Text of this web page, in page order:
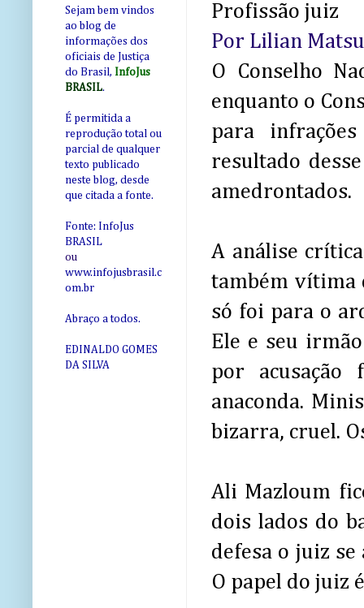
Profissão juiz
Por Lilian
O Conselho
enquanto o
para
resultado
amedrontados.
A análise
também vítima
só foi para o
Ele e seu
por acusação
anaconda.
bizarra, cruel.
Ali Mazloum
dois lados do
defesa o juiz
O papel do juiz
Sejam bem vindos
ao blog de
informações dos
oficiais de Justiça
do Brasil, InfoJus
BRASIL.
É permitida a
reprodução total ou
parcial de qualquer
texto publicado
neste blog, desde
que citada a fonte.
Fonte: InfoJus
BRASIL
ou
www.infojusbrasil.c
om.br
Abraço a todos.
EDINALDO GOMES
DA SILVA